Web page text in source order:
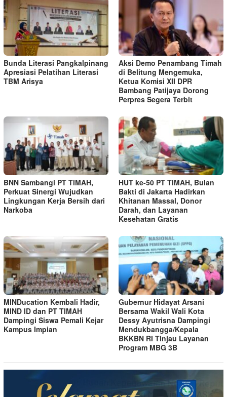
Bunda Literasi Pangkalpinang
Apresiasi Pelatihan Literasi
TBM Arisya
Aksi Demo Penambang Timah
di Belitung Mengemuka,
Ketua Komisi XII DPR
Bambang Patijaya Dorong
Perpres Segera Terbit
BNN Sambangi PT TIMAH,
Perkuat Sinergi Wujudkan
Lingkungan Kerja Bersih dari
Narkoba
HUT ke-50 PT TIMAH, Bulan
Bakti di Jakarta Hadirkan
Khitanan Massal, Donor
Darah, dan Layanan
Kesehatan Gratis
MINDucation Kembali Hadir,
MIND ID dan PT TIMAH
Dampingi Siswa Pemali Kejar
Kampus Impian
Gubernur Hidayat Arsani
Bersama Wakil Wali Kota
Dessy Ayutrisna Dampingi
Mendukbangga/Kepala
BKKBN RI Tinjau Layanan
Program MBG 3B